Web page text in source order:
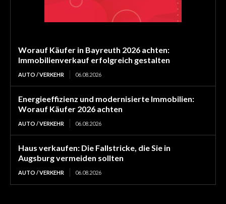
Worauf Käufer in Bayreuth 2026 achten:
Immobilienverkauf erfolgreich gestalten
AUTO / VERKEHR 06.08.2026
Energieeffizienz und modernisierte Immobilien:
Worauf Käufer 2026 achten
AUTO / VERKEHR 06.08.2026
Haus verkaufen: Die Fallstricke, die Sie in
Augsburg vermeiden sollten
AUTO / VERKEHR 06.08.2026